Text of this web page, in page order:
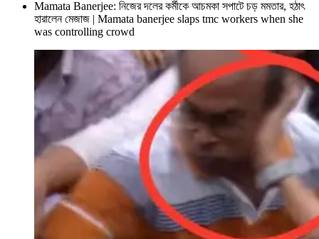
Mamata Banerjee: নিজের দলের কর্মীকে আচমকা সপাটে চড় মমতার, হঠাৎ
হারালেন মেজাজ | Mamata banerjee slaps tmc workers when she
was controlling crowd